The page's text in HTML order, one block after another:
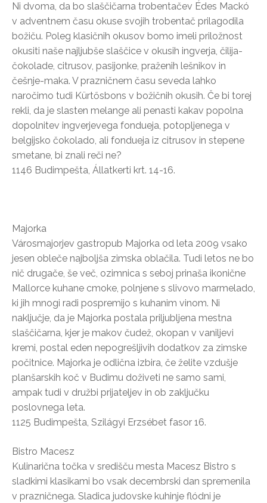
Ni dvoma, da bo slaščičarna trobentačev Édes Mackó
v adventnem času okuse svojih trobentač prilagodila
božiču. Poleg klasičnih okusov bomo imeli priložnost
okusiti naše najljubše slaščice v okusih ingverja, čilija-
čokolade, citrusov, pasijonke, praženih lešnikov in
češnje-maka. V prazničnem času seveda lahko
naročimo tudi Kürtősbons v božičnih okusih. Če bi torej
rekli, da je slasten melange ali penasti kakav popolna
dopolnitev ingverjevega fondueja, potopljenega v
belgijsko čokolado, ali fondueja iz citrusov in stepene
smetane, bi znali reči ne?
1146 Budimpešta, Állatkerti krt. 14-16.
Majorka
Városmajorjev gastropub Majorka od leta 2009 vsako
jesen obleče najboljša zimska oblačila. Tudi letos ne bo
nič drugače, še več, ozimnica s seboj prinaša ikonične
Mallorce kuhane cmoke, polnjene s slivovo marmelado,
ki jih mnogi radi pospremijo s kuhanim vinom. Ni
naključje, da je Majorka postala priljubljena mestna
slaščičarna, kjer je makov čudež, okopan v vaniljevi
kremi, postal eden nepogrešljivih dodatkov za zimske
počitnice. Majorka je odlična izbira, če želite vzdušje
planšarskih koč v Budimu doživeti ne samo sami,
ampak tudi v družbi prijateljev in ob zaključku
poslovnega leta.
1125 Budimpešta, Szilágyi Erzsébet fasor 16.
Bistro Macesz
Kulinarična točka v središču mesta Macesz Bistro s
sladkimi klasikami bo vsak decembrski dan spremenila
v prazničnega. Sladica judovske kuhinje flódni je